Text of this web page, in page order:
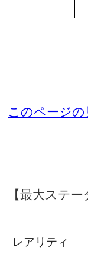
このページ
【最大ステー
レアリティ